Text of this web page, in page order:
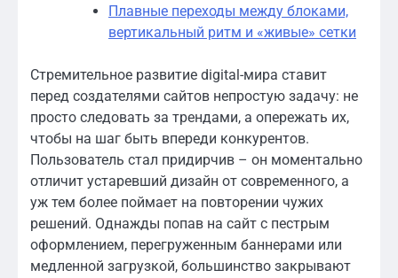
Плавные переходы между блоками,
вертикальный ритм и «живые» сетки
Стремительное развитие digital-мира ставит
перед создателями сайтов непростую задачу: не
просто следовать за трендами, а опережать их,
чтобы на шаг быть впереди конкурентов.
Пользователь стал придирчив – он моментально
отличит устаревший дизайн от современного, а
уж тем более поймает на повторении чужих
решений. Однажды попав на сайт с пестрым
оформлением, перегруженным баннерами или
медленной загрузкой, большинство закрывают